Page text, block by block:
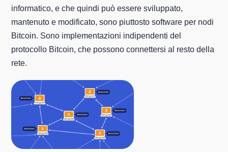
informatico, e che quindi può essere sviluppato,
mantenuto e modificato, sono piuttosto software per nodi
Bitcoin. Sono implementazioni indipendenti del
protocollo Bitcoin, che possono connettersi al resto della
rete.